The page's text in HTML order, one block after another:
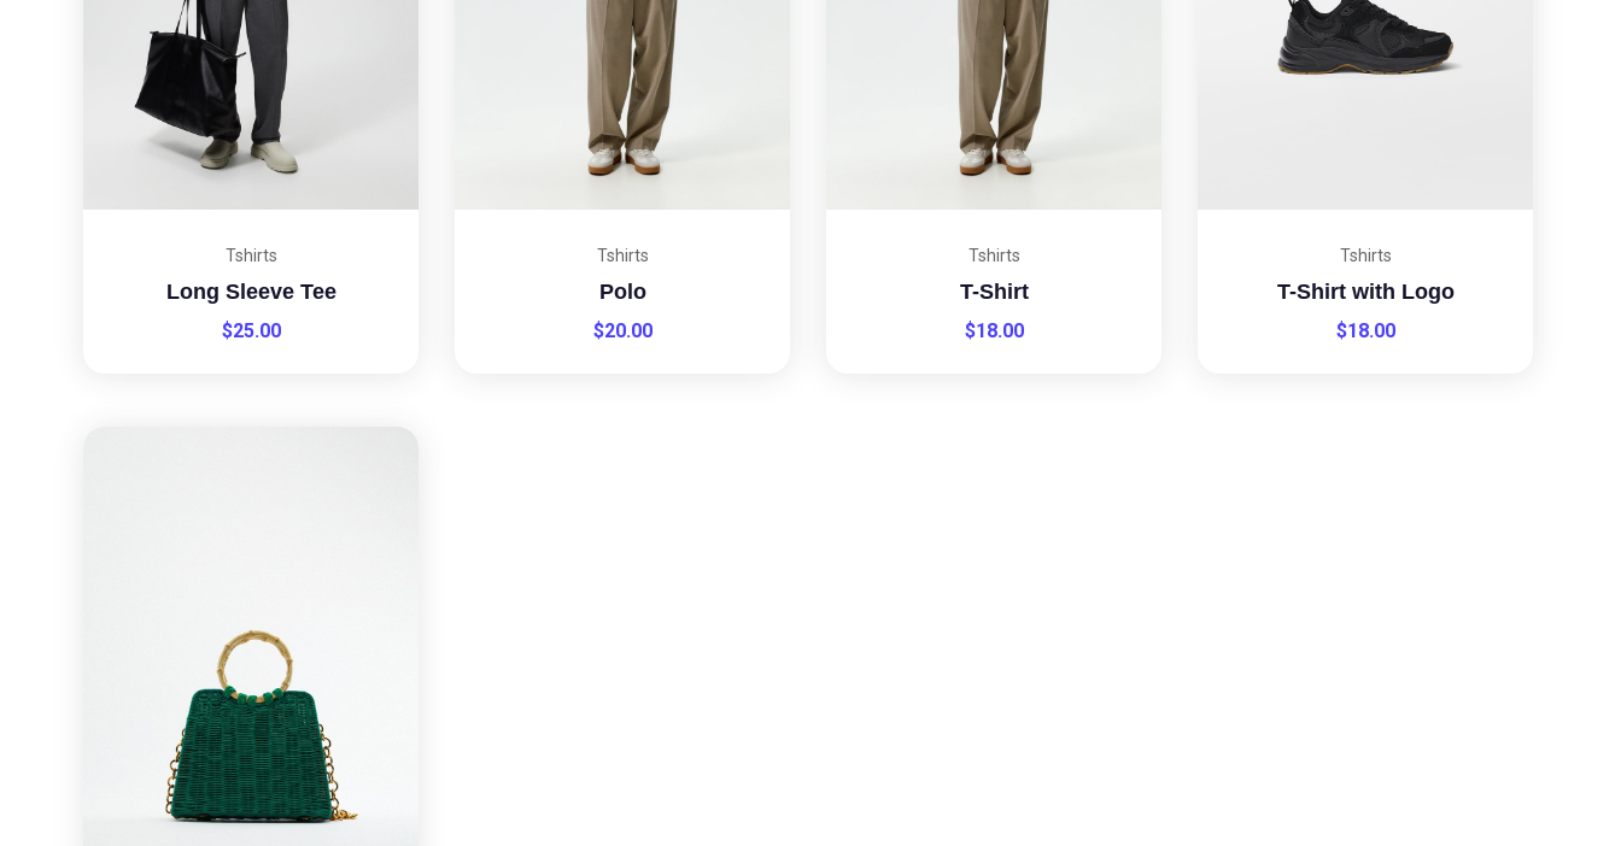
Tshirts
Long Sleeve Tee
$25.00
Tshirts
Polo
$20.00
Tshirts
T-Shirt
$18.00
Tshirts
T-Shirt with Logo
$18.00